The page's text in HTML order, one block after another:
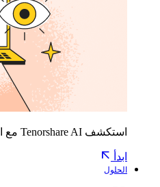
استكشف Tenorshare AI مع الميزات الجديدة المذهلة
ابدأ
الحلول